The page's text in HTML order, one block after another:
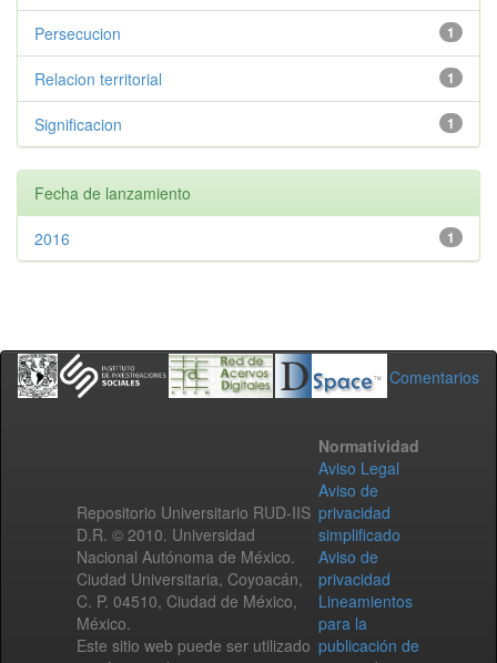
1
Persecucion
1
Relacion territorial
1
Significacion
Fecha de lanzamiento
1
2016
Comentarios
Repositorio Universitario RUD-IIS
D.R. © 2010. Universidad
Nacional Autónoma de México.
Ciudad Universitaria, Coyoacán,
C. P. 04510, Ciudad de México,
México.
Este sitio web puede ser utilizado
Normatividad
Aviso Legal
Aviso de
privacidad
simplificado
Aviso de
privacidad
Lineamientos
para la
publicación de